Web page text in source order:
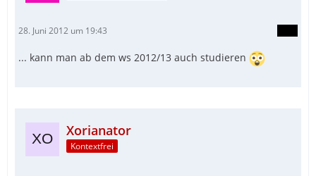
28. Juni 2012 um 19:43
... kann man ab dem ws 2012/13 auch studieren
Xorianator
Kontextfrei